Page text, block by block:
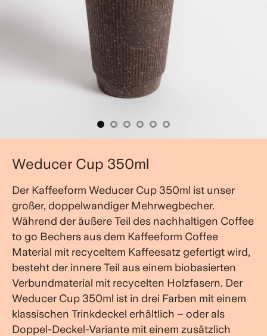
Weducer Cup 350ml
Der Kaffeeform Weducer Cup 350ml ist unser
großer, doppelwandiger Mehrwegbecher.
Während der äußere Teil des nachhaltigen Coffee
to go Bechers aus dem Kaffeeform Coffee
Material mit recyceltem Kaffeesatz gefertigt wird,
besteht der innere Teil aus einem biobasierten
Verbundmaterial mit recycelten Holzfasern. Der
Weducer Cup 350ml ist in drei Farben mit einem
klassischen Trinkdeckel erhältlich – oder als
Doppel-Deckel-Variante mit einem zusätzlich